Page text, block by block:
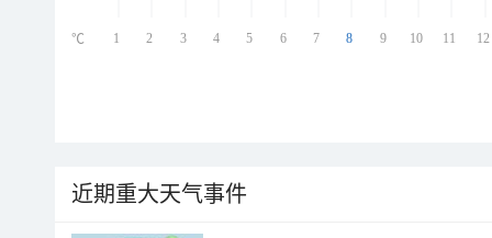
1 2 3 4 5 6 7 8 9 10 11 12
℃
近期重大天气事件